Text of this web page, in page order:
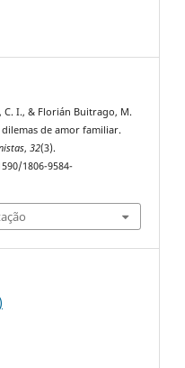
C. I., & Florián Buitrago, M.
dilemas de amor familiar.
,32(3).
1806-9584-